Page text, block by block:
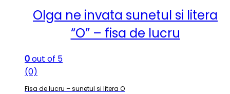
Olga ne invata sunetul si litera
“O” – fisa de lucru
0out of 5
(0)
Fisa de lucru – sunetul si litera O